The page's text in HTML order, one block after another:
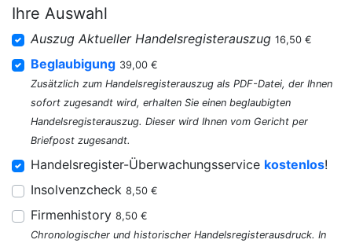
Ihre Auswahl
Auszug Aktueller Handelsregisterauszug 16,50 €
Beglaubigung 39,00 €
Zusätzlich zum Handelsregisterauszug als PDF-Datei, der Ihnen
sofort zugesandt wird, erhalten Sie einen beglaubigten
Handelsregisterauszug. Dieser wird Ihnen vom Gericht per
Briefpost zugesandt.
Handelsregister-Überwachungsservice kostenlos!
Insolvenzcheck 8,50 €
Firmenhistory 8,50 €
Chronologischer und historischer Handelsregisterausdruck. In